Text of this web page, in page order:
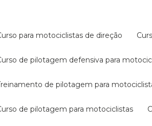
curso para motociclistas de direção
curso de pilotagem defensiva para
treinamento de pilotagem para
curso de pilotagem para motociclistas